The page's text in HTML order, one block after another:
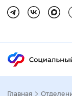
Главная